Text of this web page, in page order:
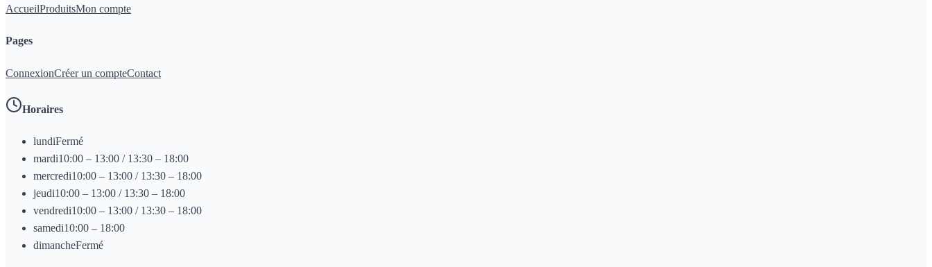
AccueilProduitsMon compte
Pages
ConnexionCréer un compteContact
Horaires
lundiFermé
mardi10:00 – 13:00 / 13:30 – 18:00
mercredi10:00 – 13:00 / 13:30 – 18:00
jeudi10:00 – 13:00 / 13:30 – 18:00
vendredi10:00 – 13:00 / 13:30 – 18:00
samedi10:00 – 18:00
dimancheFermé